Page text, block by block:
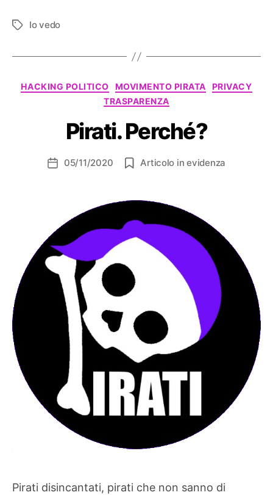
Tag Io vedo
Categorie
HACKING POLITICO MOVIMENTO PIRATA
PRIVACY
TRASPARENZA
Pirati. Perché?
Data05/11/2020 Articolo in evidenza
Pirati disincantati, pirati che non sanno di